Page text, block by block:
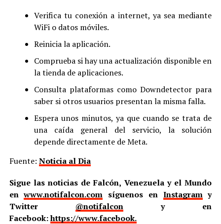
Verifica tu conexión a internet, ya sea mediante
WiFi o datos móviles.
Reinicia la aplicación.
Comprueba si hay una actualización disponible en
la tienda de aplicaciones.
Consulta plataformas como Downdetector para
saber si otros usuarios presentan la misma falla.
Espera unos minutos, ya que cuando se trata de
una caída general del servicio, la solución
depende directamente de Meta.
Fuente: Noticia al Dia
Sigue las noticias de Falcón, Venezuela y el Mundo
enwww.notifalcon.com síguenos en Instagramy
Twitter @notifalcony en
Facebook:https://www.facebook.